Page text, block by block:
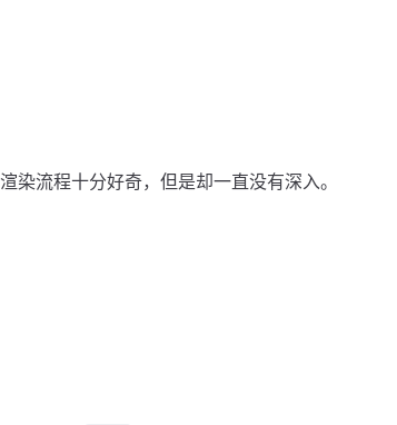
流程十分好奇，但是却一直没有深入。